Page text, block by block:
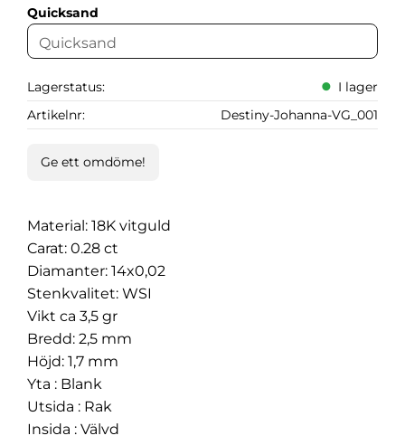
Quicksand
Lagerstatus
I lager
Artikelnr
Destiny-Johanna-VG_001
Ge ett omdöme!
Material: 18K vitguld
Carat: 0.28 ct
Diamanter: 14x0,02
Stenkvalitet: WSI
Vikt ca 3,5 gr
Bredd: 2,5 mm
Höjd: 1,7 mm
Yta : Blank
Utsida : Rak
Insida : Välvd